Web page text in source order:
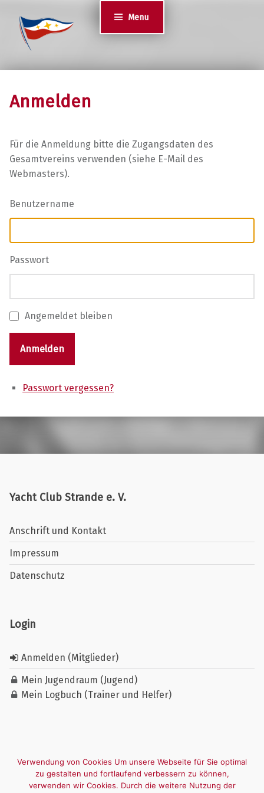
Menu
Anmelden
Für die Anmeldung bitte die Zugangsdaten des
Gesamtvereins verwenden (siehe E-Mail des
Webmasters).
Benutzername
Passwort
Angemeldet bleiben
Anmelden
Passwort vergessen?
Yacht Club Strande e. V.
Anschrift und Kontakt
Impressum
Datenschutz
Login
Anmelden (Mitglieder)
Mein Jugendraum (Jugend)
Mein Logbuch (Trainer und Helfer)
Verwendung von Cookies Um unsere Webseite für Sie optimal
zu gestalten und fortlaufend verbessern zu können,
verwenden wir Cookies. Durch die weitere Nutzung der